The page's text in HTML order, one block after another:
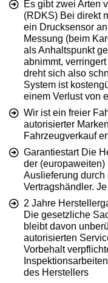
Es gibt zwei Arten
(RDKS) Bei direkt
ein Drucksensor
Messung (beim
als Anhaltspunkt
abnimmt,
dreht sich also
System ist
einem Verlust von
Wir ist ein freier
autorisierter
Fahrzeugverkauf
Garantiestart Die
der
Auslieferung durch
Vertragshändler.
2 Jahre
Die gesetzliche
bleibt davon
autorisierten
Vorbehalt
des Herstellers